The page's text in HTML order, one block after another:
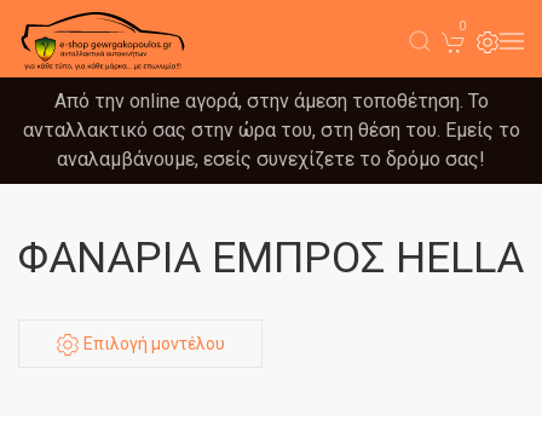
0
Από την online αγορά, στην άμεση τοποθέτηση. Το
ανταλλακτικό σας στην ώρα του, στη θέση του. Εμείς το
αναλαμβάνουμε, εσείς συνεχίζετε το δρόμο σας!
ΦΑΝΑΡΙΑ ΕΜΠΡΟΣ HELLA
Επιλογή μοντέλου